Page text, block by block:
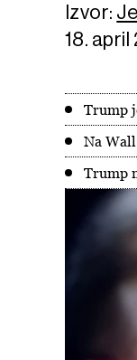
Izvor:
18.
Trump
Na
Trump